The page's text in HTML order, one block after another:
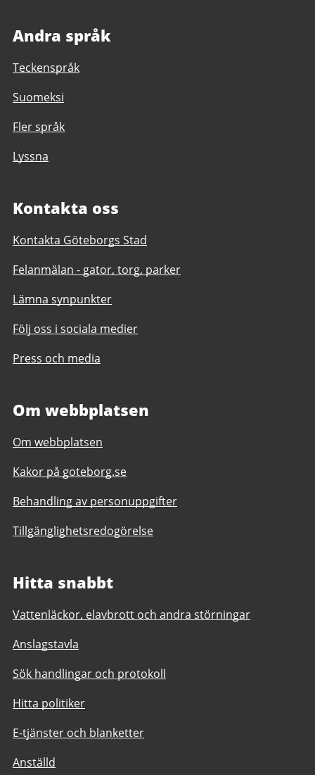
Andra språk
Teckenspråk
Suomeksi
Fler språk
Lyssna
Kontakta oss
Kontakta Göteborgs Stad
Felanmälan - gator, torg, parker
Lämna synpunkter
Följ oss i sociala medier
Press och media
Om webbplatsen
Om webbplatsen
Kakor på goteborg.se
Behandling av personuppgifter
Tillgänglighetsredogörelse
Hitta snabbt
Vattenläckor, elavbrott och andra störningar
Anslagstavla
Sök handlingar och protokoll
Hitta politiker
E-tjänster och blanketter
Anställd